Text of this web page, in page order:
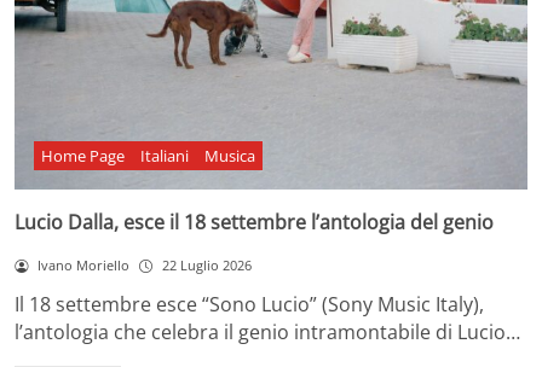
Home Page Italiani Musica
Lucio Dalla, esce il 18 settembre l’antologia del genio
Ivano Moriello 22 Luglio 2026
Il 18 settembre esce “Sono Lucio” (Sony Music Italy),
l’antologia che celebra il genio intramontabile di Lucio…